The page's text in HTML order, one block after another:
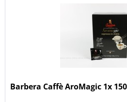
Barbera Caffè AroMagic 1x 150